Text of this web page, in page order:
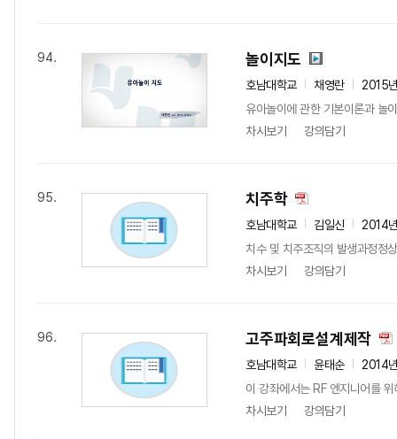
94. 놀이지도
호남대학교 채영란
2015
유아놀이에 관한 기본이론과 놀
차시보기
강의담기
95. 치주학
호남대학교 김일신
2014
치수 및 치주조직의 발생과정정
차시보기
강의담기
96. 고주파회로설계제작
호남대학교 윤태순
2014
이 강좌에서는 RF 엔지니어를
차시보기
강의담기